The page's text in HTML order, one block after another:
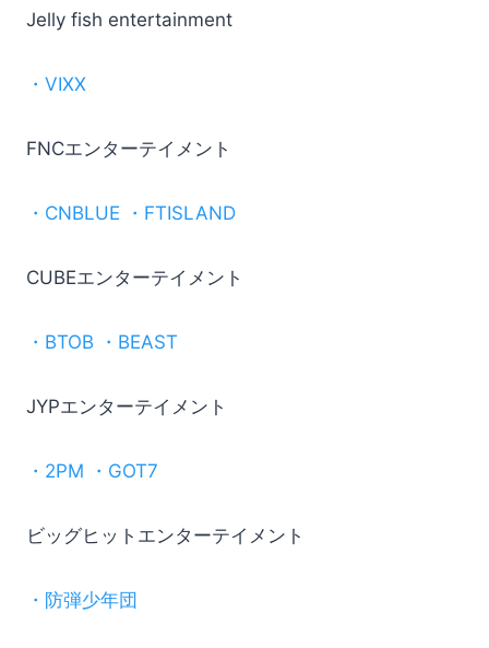
Jelly fish entertainment
・VIXX
FNCエンターテイメント
・CNBLUE ・FTISLAND
CUBEエンターテイメント
・BTOB ・BEAST
JYPエンターテイメント
・2PM ・GOT7
ビッグヒットエンターテイメント
・防弾少年団